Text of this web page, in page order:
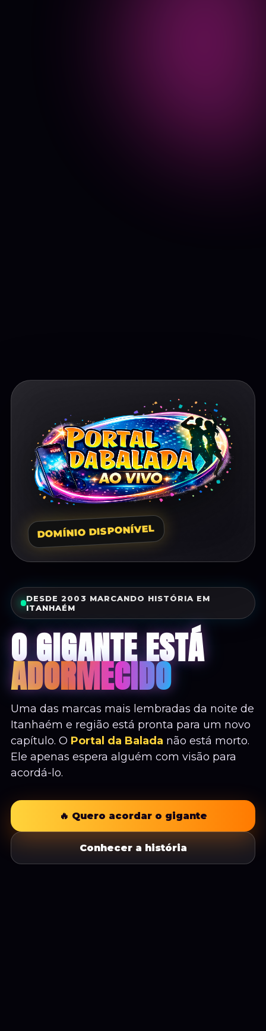
DESDE 2003 MARCANDO HISTÓRIA EM
ITANHAÉM
O GIGANTE ESTÁ
ADORMECIDO
Uma das marcas mais lembradas da noite de
Itanhaém e região está pronta para um novo
capítulo. O Portal da Balada não está morto.
Ele apenas espera alguém com visão para
acordá-lo.
🔥 Quero acordar o gigante
Conhecer a história
DOMÍNIO DISPONÍVEL